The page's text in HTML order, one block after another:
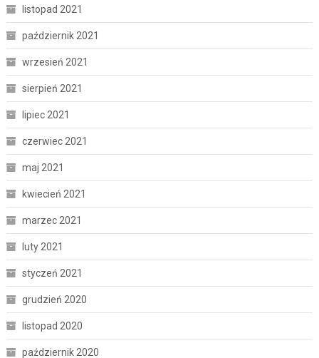
listopad 2021
październik 2021
wrzesień 2021
sierpień 2021
lipiec 2021
czerwiec 2021
maj 2021
kwiecień 2021
marzec 2021
luty 2021
styczeń 2021
grudzień 2020
listopad 2020
październik 2020